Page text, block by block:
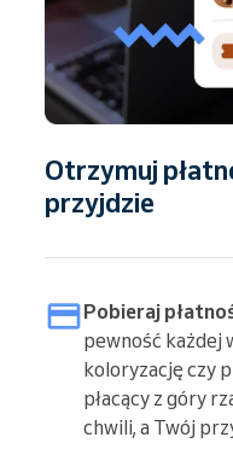
Otrzymuj
przyjdzie
Pobieraj
pewność
koloryzację czy
płacący z góry
chwili, a Twój